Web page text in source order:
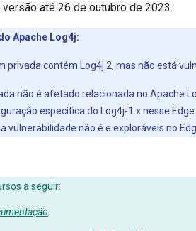
até 26 de outubro de 2023.
Apache Log4j:
privada contém Log4j 2, mas não está
não é afetado relacionada no Apache
específica do Log4j-1.x nesse
não é e exploráveis no
a seguir: